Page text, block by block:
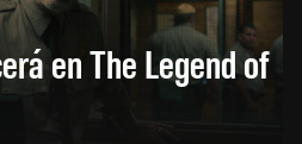
en The Legend of